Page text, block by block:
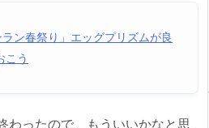
ン春祭り」エッグプリズムが良
こう
わったので、もういいかなと思